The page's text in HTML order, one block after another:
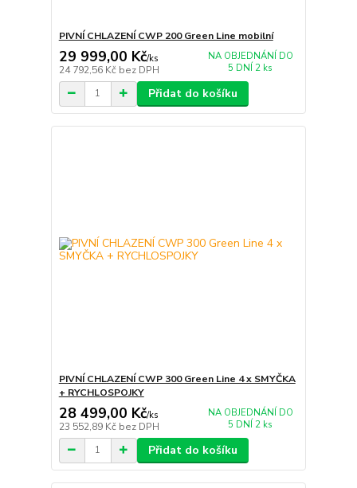
PIVNÍ CHLAZENÍ CWP 200 Green Line mobilní
29 999,00 Kč/ks
24 792,56 Kč bez DPH
NA OBJEDNÁNÍ DO
5 DNÍ 2 ks
Přidat do košíku
PIVNÍ CHLAZENÍ CWP 300 Green Line 4 x SMYČKA
+ RYCHLOSPOJKY
28 499,00 Kč/ks
23 552,89 Kč bez DPH
NA OBJEDNÁNÍ DO
5 DNÍ 2 ks
Přidat do košíku